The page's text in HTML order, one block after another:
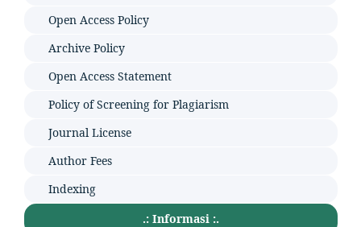
Open Access Policy
Archive Policy
Open Access Statement
Policy of Screening for Plagiarism
Journal License
Author Fees
Indexing
.: Informasi :.